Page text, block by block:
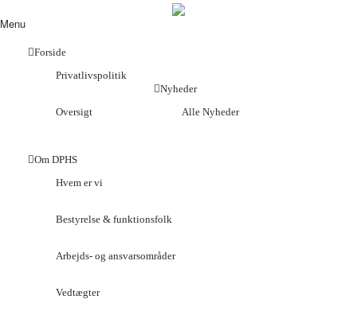
Menu
Forside
Privatlivspolitik
Oversigt
Nyheder
Alle Nyheder
Om DPHS
Hvem er vi
Bestyrelse & funktionsfolk
Arbejds- og ansvarsområder
Vedtægter